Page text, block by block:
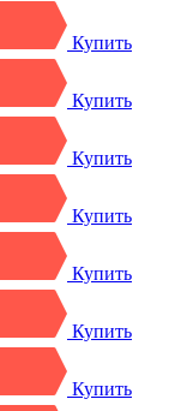
Купить
Купить
Купить
Купить
Купить
Купить
Купить